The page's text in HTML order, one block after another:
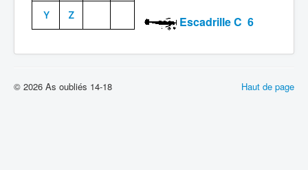
Cahiers des As
Y Z Escadrille C 6
Haut de page
© 2026 As oubliés 14-18